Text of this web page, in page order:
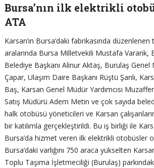
Bursa’nın ilk elektrikli
ATA
Karsan’ın Bursa’daki fabrikasında
aralarında Bursa Milletvekili Mustafa Varank,
Belediye Başkanı Alinur Aktaş, Burulaş
Çapar, Ulaşım Daire Başkanı Rüştü Şanlı,
Baş, Karsan Genel Müdür Yardımcısı
Satış Müdürü Adem Metin ve çok sayıda
halk otobüsü yöneticileri ve Karsan
bir katılımla gerçekleştirildi. Bu iş birliği ile
Bursa’da hizmet veren ilk elektrikli otobüsler
Bursa’daki varlığını 750 araca yükselten
Toplu Taşıma İşletmeciliği (Burulaş) parkındaki